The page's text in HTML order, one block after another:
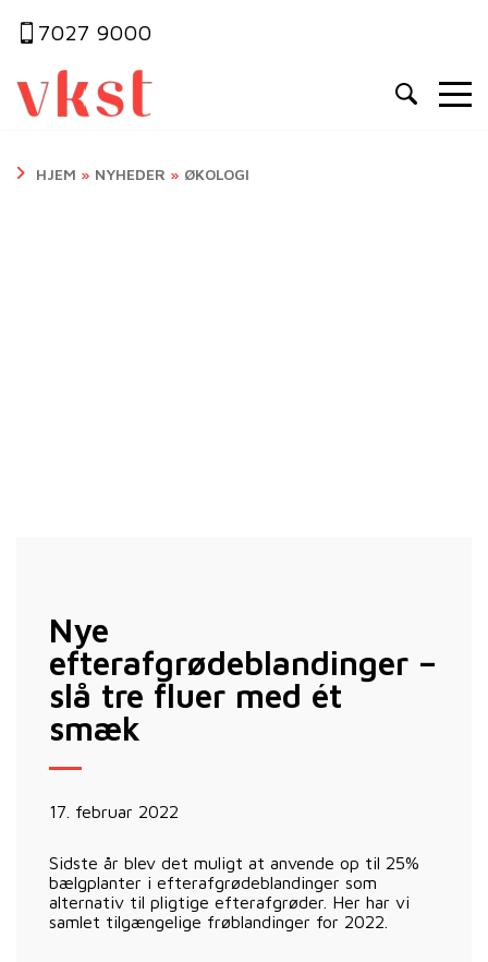
7027 9000
HJEM » NYHEDER » ØKOLOGI
Nye
efterafgrødeblandinger –
slå tre fluer med ét
smæk
17. februar 2022
Sidste år blev det muligt at anvende op til 25%
bælgplanter i efterafgrødeblandinger som
alternativ til pligtige efterafgrøder. Her har vi
samlet tilgængelige frøblandinger for 2022.